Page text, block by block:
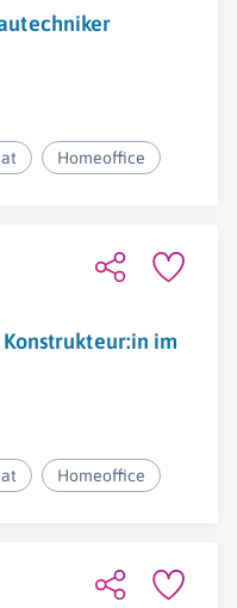
Homeoffice
im
Homeoffice